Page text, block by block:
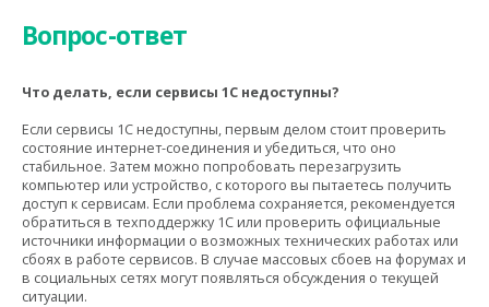
Вопрос-ответ
Что делать, если сервисы 1С недоступны?
Если сервисы 1С недоступны, первым делом стоит проверить
состояние интернет-соединения и убедиться, что оно
стабильное. Затем можно попробовать перезагрузить
компьютер или устройство, с которого вы пытаетесь получить
доступ к сервисам. Если проблема сохраняется, рекомендуется
обратиться в техподдержку 1С или проверить официальные
источники информации о возможных технических работах или
сбоях в работе сервисов. В случае массовых сбоев на форумах и
в социальных сетях могут появляться обсуждения о текущей
ситуации.